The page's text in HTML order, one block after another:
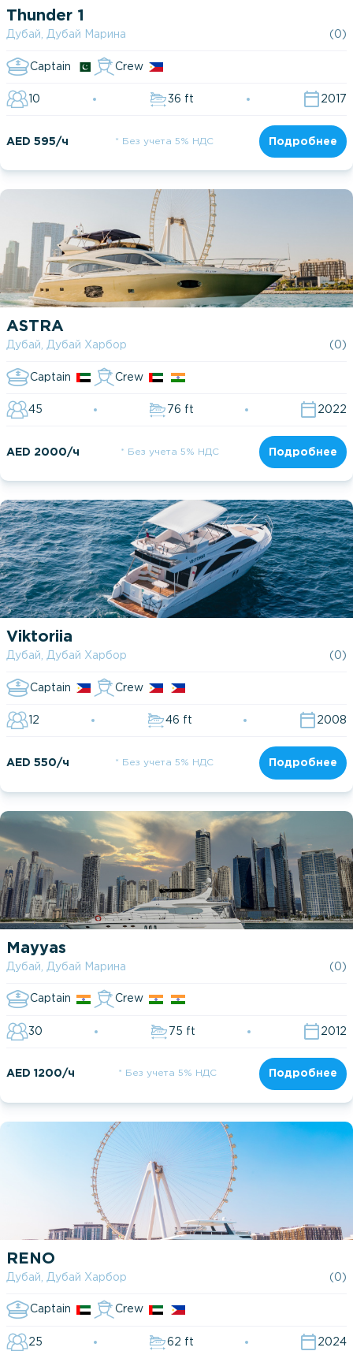
Thunder 1
Дубай, Дубай Марина (0)
Captain Crew
10 36 ft 2017
AED 595/ч * Без учета 5% НДС Подробнее
ASTRA
Дубай, Дубай Харбор (0)
Captain Crew
45 76 ft 2022
AED 2000/ч * Без учета 5% НДС Подробнее
Viktoriia
Дубай, Дубай Харбор (0)
Captain Crew
12 46 ft 2008
AED 550/ч * Без учета 5% НДС Подробнее
Mayyas
Дубай, Дубай Марина (0)
Captain Crew
30 75 ft 2012
AED 1200/ч * Без учета 5% НДС Подробнее
RENO
Дубай, Дубай Харбор (0)
Captain Crew
25 62 ft 2024